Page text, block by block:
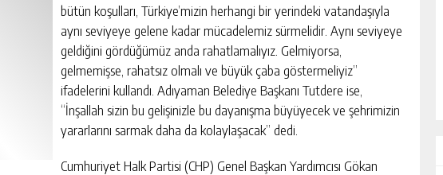
bütün koşulları, Türkiye’mizin herhangi bir yerindeki vatandaşıyla
aynı seviyeye gelene kadar mücadelemiz sürmelidir. Aynı seviyeye
geldiğini gördüğümüz anda rahatlamalıyız. Gelmiyorsa,
gelmemişse, rahatsız olmalı ve büyük çaba göstermeliyiz”
ifadelerini kullandı. Adıyaman Belediye Başkanı Tutdere ise,
“İnşallah sizin bu gelişinizle bu dayanışma büyüyecek ve şehrimizin
yararlarını sarmak daha da kolaylaşacak” dedi.
Cumhuriyet Halk Partisi (CHP) Genel Başkan Yardımcısı Gökan